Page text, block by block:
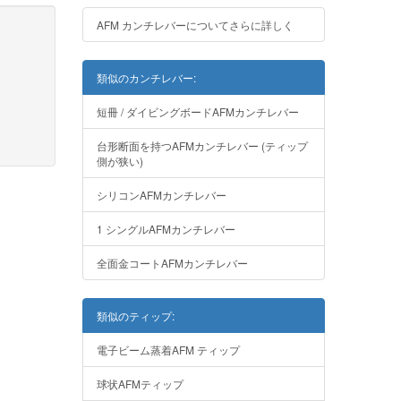
AFM カンチレバーについてさらに詳しく
類似のカンチレバー:
短冊 / ダイビングボードAFMカンチレバー
台形断面を持つAFMカンチレバー (ティップ
側が狭い)
シリコンAFMカンチレバー
1 シングルAFMカンチレバー
全面金コートAFMカンチレバー
類似のティップ:
電子ビーム蒸着AFM ティップ
球状AFMティップ